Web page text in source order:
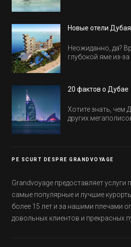
Новые отели Дубая
Неожиданно, да?
глубокой яме из-
обычно на первые
20 фактов о Дубае
Хотите знать, чем
других
PE SCURT DESPRE GRANDVOYAGE
Grandvoyage предоставляет услуги
самые популярные и лучшие
более 15 лет и за нашими плечами
довольных клиентов и прекрасных